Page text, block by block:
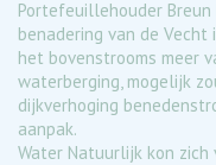
Portefeuillehouder
benadering van de
het bovenstrooms meer
waterberging, mogelijk
dijkverhoging
aanpak.
Water Natuurlijk kon zich